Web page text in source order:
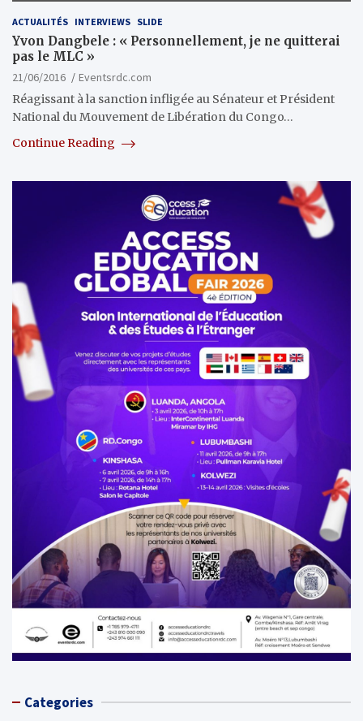
ACTUALITÉS INTERVIEWS SLIDE
Yvon Dangbele : « Personnellement, je ne quitterai
pas le MLC »
21/06/2016
Eventsrdc.com
Réagissant à la sanction infligée au Sénateur et Président
National du Mouvement de Libération du Congo…
Continue Reading
Categories